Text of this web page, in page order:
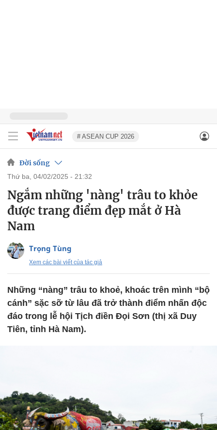
# ASEAN CUP 2026
Đời sống
thứ ba, 04/02/2025 - 21:32
Ngắm những 'nàng' trâu to khỏe
được trang điểm đẹp mắt ở Hà
Nam
Trọng Tùng
Xem các bài viết của tác giả
Những “nàng” trâu to khoẻ, khoác trên mình “bộ
cánh” sặc sỡ từ lâu đã trở thành điểm nhấn độc
đáo trong lễ hội Tịch điền Đọi Sơn (thị xã Duy
Tiên, tỉnh Hà Nam).